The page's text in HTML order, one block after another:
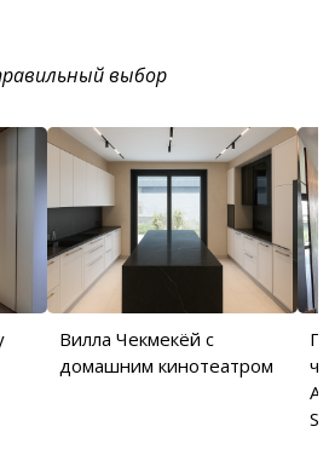
выбор
Вилла Чекмекёй с
домашним кинотеатром